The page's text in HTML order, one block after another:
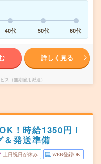
40代 50代 60代
詳しく見る
ス（無期雇用派遣）
！時給1350円！
＆発送準備
土日祝日が休み WEB登録OK